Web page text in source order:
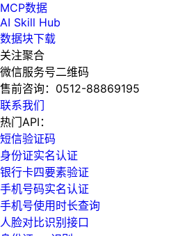
MCP数据
AI Skill Hub
数据块下载
关注聚合
微信服务号二维码
售前咨询： 0512-88869195
联系我们
热门API：
短信验证码
身份证实名认证
银行卡四要素验证
手机号码实名认证
手机号使用时长查询
人脸对比识别接口